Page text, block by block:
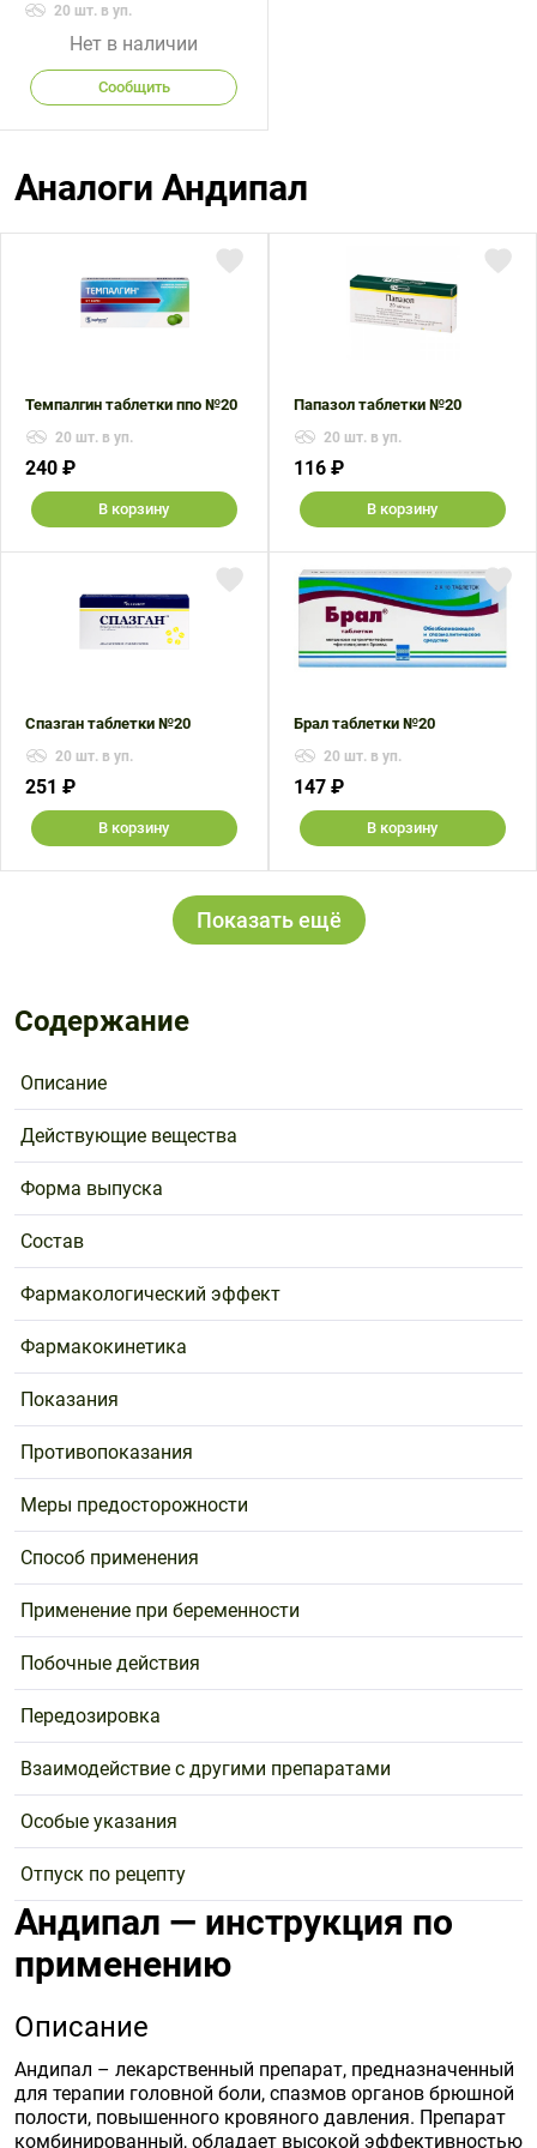
20 шт. в уп.
Нет в наличии
Сообщить
Аналоги Андипал
Темпалгин таблетки ппо №20
20 шт. в уп.
240 ₽
В корзину
Папазол таблетки №20
20 шт. в уп.
116 ₽
В корзину
Спазган таблетки №20
20 шт. в уп.
251 ₽
В корзину
Брал таблетки №20
20 шт. в уп.
147 ₽
В корзину
Показать ещё
Содержание
Описание
Действующие вещества
Форма выпуска
Состав
Фармакологический эффект
Фармакокинетика
Показания
Противопоказания
Меры предосторожности
Способ применения
Применение при беременности
Побочные действия
Передозировка
Взаимодействие с другими препаратами
Особые указания
Отпуск по рецепту
Андипал — инструкция по
применению
Описание
Андипал – лекарственный препарат, предназначенный
для терапии головной боли, спазмов органов брюшной
полости, повышенного кровяного давления. Препарат
комбинированный, обладает высокой эффективностью